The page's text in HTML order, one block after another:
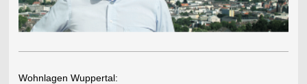
Wohnlagen Wuppertal: